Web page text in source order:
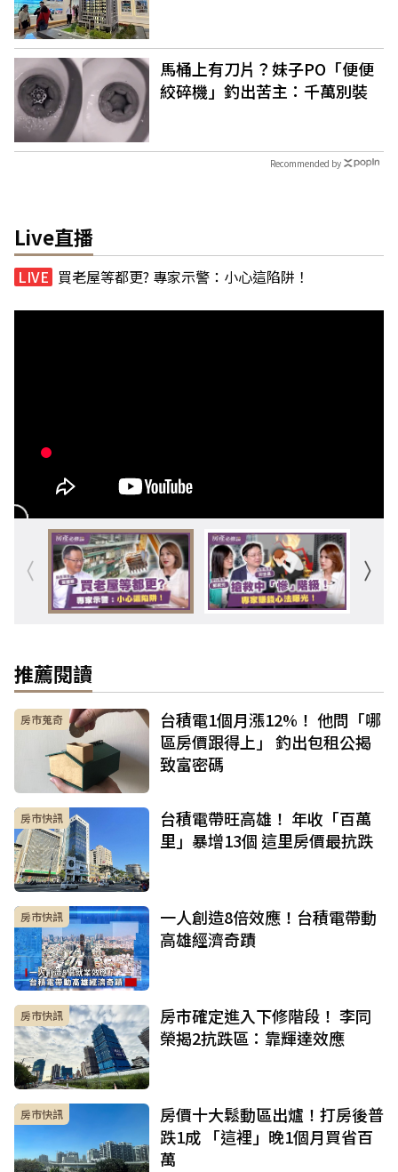
馬桶上有刀片？妹子PO「便便
絞碎機」釣出苦主：千萬別裝
Recommended by
Live直播
買老屋等都更? 專家示警：小心這陷阱！
推薦閱讀
房市蒐奇
台積電1個月漲12%！ 他問「哪
區房價跟得上」 釣出包租公揭
致富密碼
房市快訊
台積電帶旺高雄！ 年收「百萬
里」暴增13個 這里房價最抗跌
房市快訊
一人創造8倍效應！台積電帶動
高雄經濟奇蹟
房市快訊
房市確定進入下修階段！ 李同
榮揭2抗跌區：靠輝達效應
房市快訊
房價十大鬆動區出爐！打房後普
跌1成 「這裡」晚1個月買省百
萬